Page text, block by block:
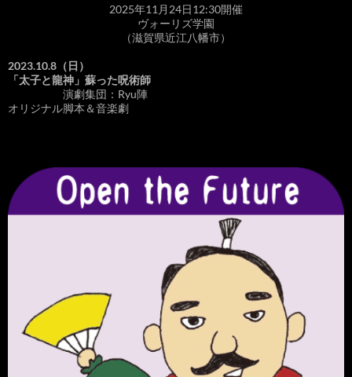
2025年11月24日12:30開催
ヴォーリズ学園
（滋賀県近江八幡市）
2023.10.8（日）
「太子と龍神」蘇った呪術師
演劇集団：Ryu陣
オリジナル脚本＆音楽劇